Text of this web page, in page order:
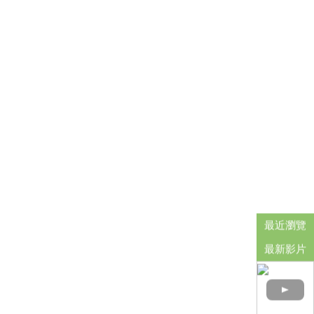
最近瀏覽
最新影片